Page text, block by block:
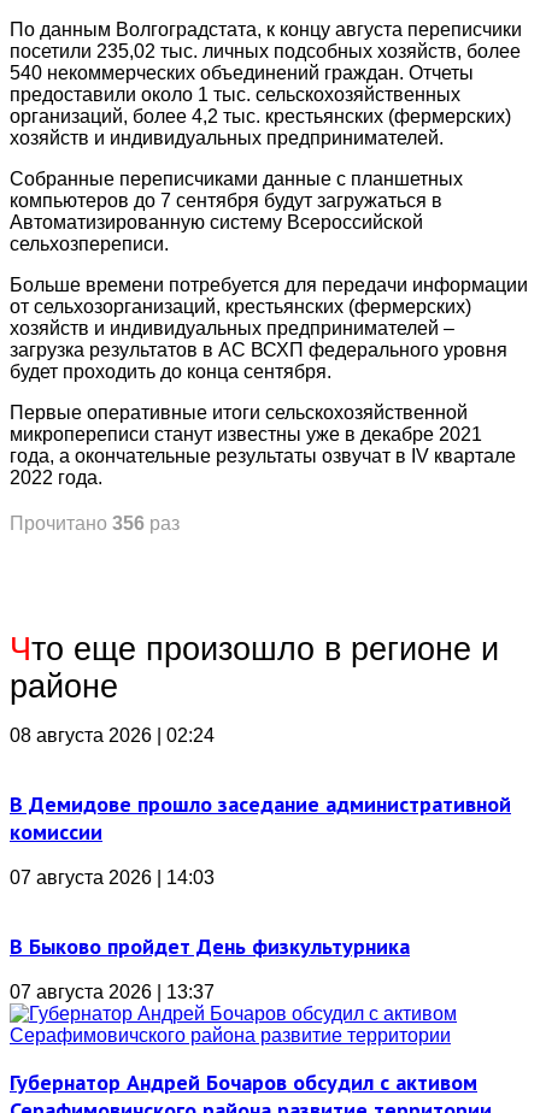
По данным Волгоградстата, к концу августа переписчики
посетили 235,02 тыс. личных подсобных хозяйств, более
540 некоммерческих объединений граждан. Отчеты
предоставили около 1 тыс. сельскохозяйственных
организаций, более 4,2 тыс. крестьянских (фермерских)
хозяйств и индивидуальных предпринимателей.
Собранные переписчиками данные с планшетных
компьютеров до 7 сентября будут загружаться в
Автоматизированную систему Всероссийской
сельхозпереписи.
Больше времени потребуется для передачи информации
от сельхозорганизаций, крестьянских (фермерских)
хозяйств и индивидуальных предпринимателей –
загрузка результатов в АС ВСХП федерального уровня
будет проходить до конца сентября.
Первые оперативные итоги сельскохозяйственной
микропереписи станут известны уже в декабре 2021
года, а окончательные результаты озвучат в IV квартале
2022 года.
Прочитано 356 раз
Что еще произошло в регионе и
районе
08 августа 2026 | 02:24
В Демидове прошло заседание административной
комиссии
07 августа 2026 | 14:03
В Быково пройдет День физкультурника
07 августа 2026 | 13:37
Губернатор Андрей Бочаров обсудил с активом